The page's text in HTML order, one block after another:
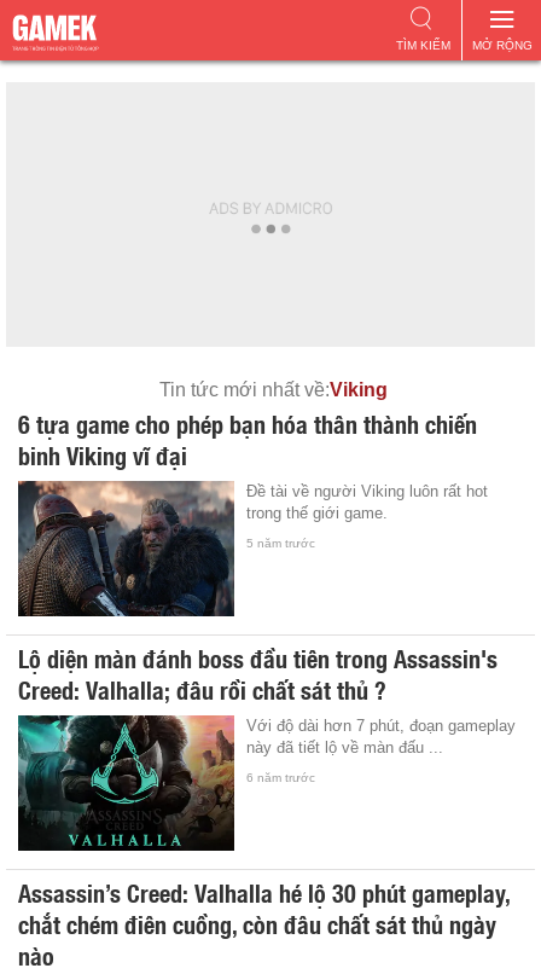
MỞ RỘNG
TÌM KIẾM
Tin tức mới nhất về:Viking
6 tựa game cho phép bạn hóa thân thành chiến
binh Viking vĩ đại
Đề tài về người Viking luôn rất hot
trong thế giới game.
5 năm trước
Lộ diện màn đánh boss đầu tiên trong Assassin's
Creed: Valhalla; đâu rồi chất sát thủ ?
Với độ dài hơn 7 phút, đoạn gameplay
này đã tiết lộ về màn đấu ...
6 năm trước
Assassin’s Creed: Valhalla hé lộ 30 phút gameplay,
chắt chém điên cuồng, còn đâu chất sát thủ ngày
nào